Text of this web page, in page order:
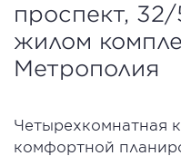
проспект,
жилом
Метрополия
Четырехкомнатная
комфортной